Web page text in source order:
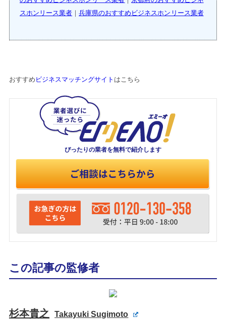
スホンリース業者 ｜兵庫県のおすすめビジネスホンリース業者
おすすめ ビジネスマッチングサイト はこちら
ぴったりの業者を無料で紹介します
この記事の監修者
杉本貴之 Takayuki Sugimoto